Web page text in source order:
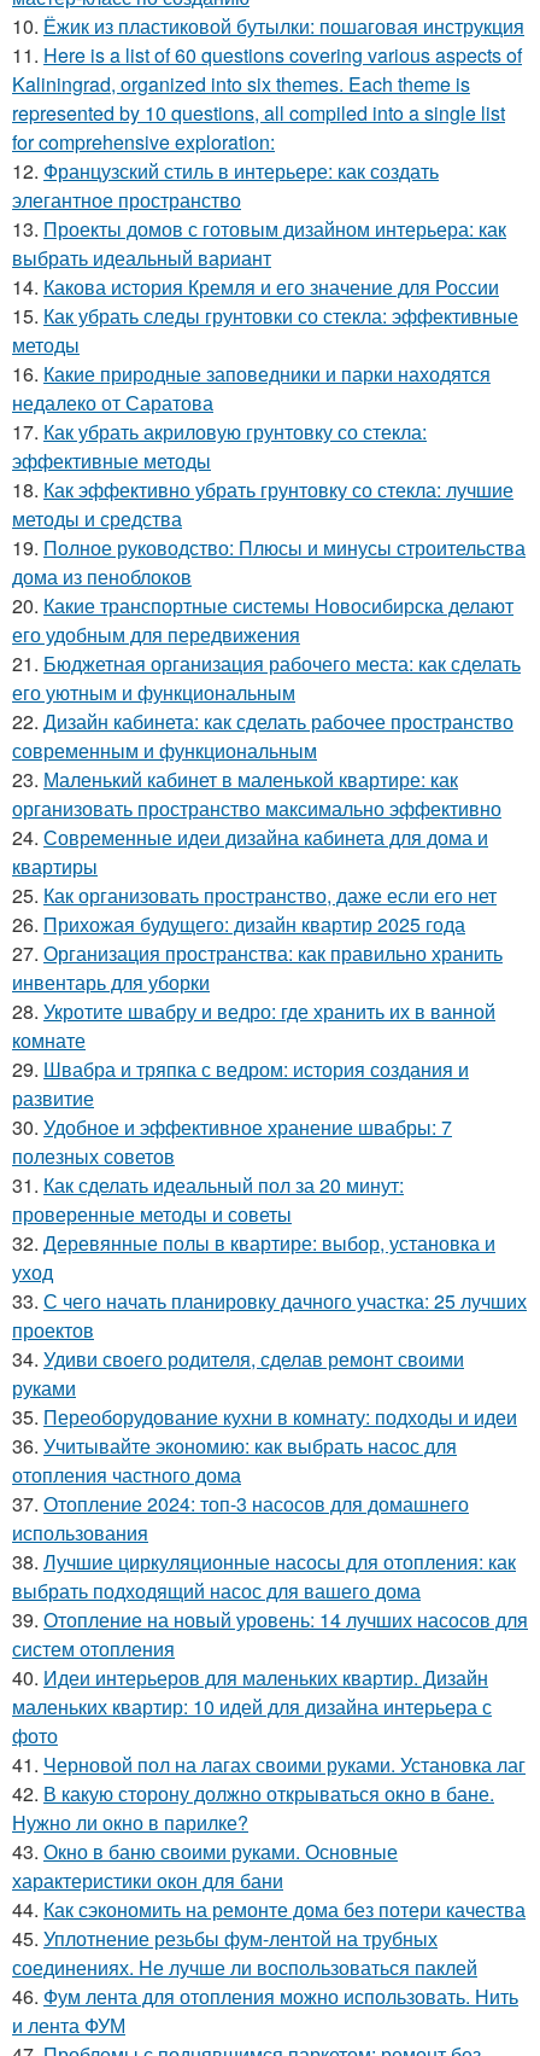
10. Ёжик из пластиковой бутылки: пошаговая инструкция
11. Here is a list of 60 questions covering various aspects of
Kaliningrad, organized into six themes. Each theme is
represented by 10 questions, all compiled into a single list
for comprehensive exploration:
12. Французский стиль в интерьере: как создать
элегантное пространство
13. Проекты домов с готовым дизайном интерьера: как
выбрать идеальный вариант
14. Какова история Кремля и его значение для России
15. Как убрать следы грунтовки со стекла: эффективные
методы
16. Какие природные заповедники и парки находятся
недалеко от Саратова
17. Как убрать акриловую грунтовку со стекла:
эффективные методы
18. Как эффективно убрать грунтовку со стекла: лучшие
методы и средства
19. Полное руководство: Плюсы и минусы строительства
дома из пеноблоков
20. Какие транспортные системы Новосибирска делают
его удобным для передвижения
21. Бюджетная организация рабочего места: как сделать
его уютным и функциональным
22. Дизайн кабинета: как сделать рабочее пространство
современным и функциональным
23. Маленький кабинет в маленькой квартире: как
организовать пространство максимально эффективно
24. Современные идеи дизайна кабинета для дома и
квартиры
25. Как организовать пространство, даже если его нет
26. Прихожая будущего: дизайн квартир 2025 года
27. Организация пространства: как правильно хранить
инвентарь для уборки
28. Укротите швабру и ведро: где хранить их в ванной
комнате
29. Швабра и тряпка с ведром: история создания и
развитие
30. Удобное и эффективное хранение швабры: 7
полезных советов
31. Как сделать идеальный пол за 20 минут:
проверенные методы и советы
32. Деревянные полы в квартире: выбор, установка и
уход
33. С чего начать планировку дачного участка: 25 лучших
проектов
34. Удиви своего родителя, сделав ремонт своими
руками
35. Переоборудование кухни в комнату: подходы и идеи
36. Учитывайте экономию: как выбрать насос для
отопления частного дома
37. Отопление 2024: топ-3 насосов для домашнего
использования
38. Лучшие циркуляционные насосы для отопления: как
выбрать подходящий насос для вашего дома
39. Отопление на новый уровень: 14 лучших насосов для
систем отопления
40. Идеи интерьеров для маленьких квартир. Дизайн
маленьких квартир: 10 идей для дизайна интерьера с
фото
41. Черновой пол на лагах своими руками. Установка лаг
42. В какую сторону должно открываться окно в бане.
Нужно ли окно в парилке?
43. Окно в баню своими руками. Основные
характеристики окон для бани
44. Как сэкономить на ремонте дома без потери качества
45. Уплотнение резьбы фум-лентой на трубных
соединениях. Не лучше ли воспользоваться паклей
46. Фум лента для отопления можно использовать. Нить
и лента ФУМ